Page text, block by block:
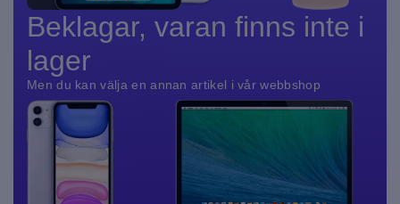
Beklagar, varan finns inte i
lager
Men du kan välja en annan artikel i vår webbshop